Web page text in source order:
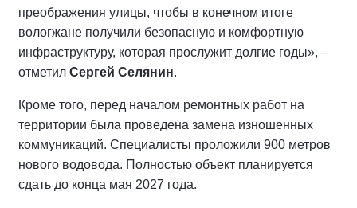
преображения улицы, чтобы в конечном итоге
вологжане получили безопасную и комфортную
инфраструктуру, которая прослужит долгие годы», –
отметил Сергей Селянин.
Кроме того, перед началом ремонтных работ на
территории была проведена замена изношенных
коммуникаций. Специалисты проложили 900 метров
нового водовода. Полностью объект планируется
сдать до конца мая 2027 года.